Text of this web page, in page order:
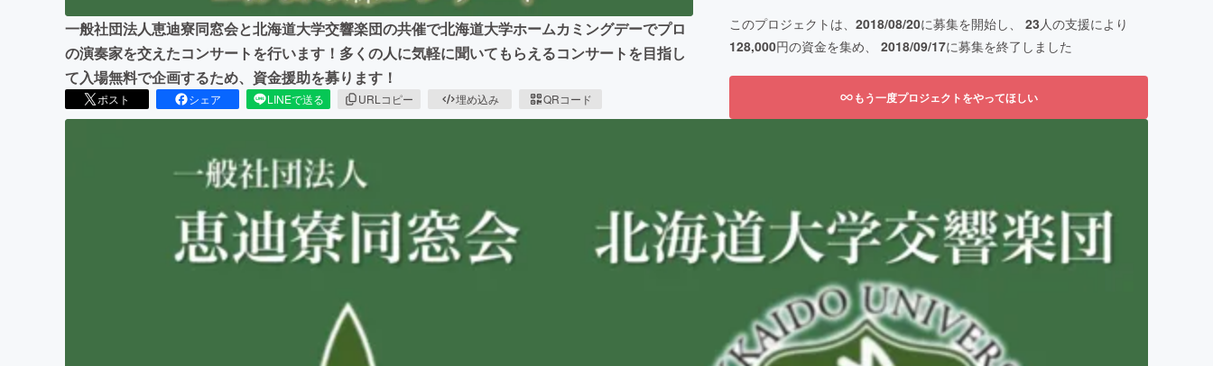
一般社団法人恵迪寮同窓会と北海道大学交響楽団の共催で北海道大学ホームカミングデーでプロ
の演奏家を交えたコンサートを行います！多くの人に気軽に聞いてもらえるコンサートを目指し
て入場無料で企画するため、資金援助を募ります！
ポスト シェア LINEで送る URLコピー 埋め込み QRコード
このプロジェクトは、 2018/08/20に募集を開始し、 23人の支援により
128,000円の資金を集め、 2018/09/17に募集を終了しました
もう一度プロジェクトをやってほしい